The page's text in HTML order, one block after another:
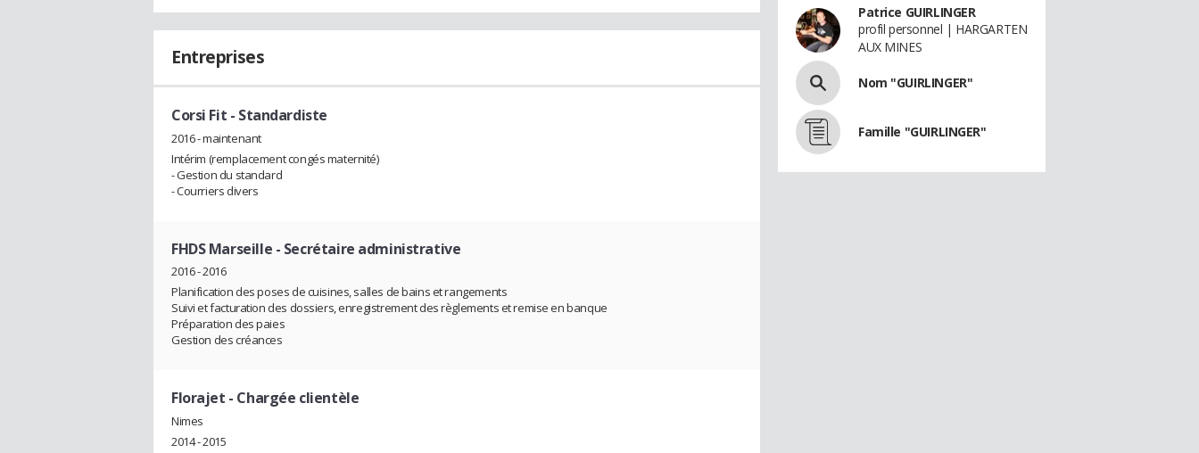
Entreprises
Corsi Fit - Standardiste
2016 - maintenant
Intérim (remplacement congés maternité)
- Gestion du standard
- Courriers divers
FHDS Marseille - Secrétaire administrative
2016 - 2016
Planification des poses de cuisines, salles de bains et rangements
Suivi et facturation des dossiers, enregistrement des règlements et remise en banque
Préparation des paies
Gestion des créances
Florajet - Chargée clientèle
Nimes
2014 - 2015
Patrice GUIRLINGER
profil personnel | HARGARTEN
AUX MINES
Nom "GUIRLINGER"
Famille "GUIRLINGER"